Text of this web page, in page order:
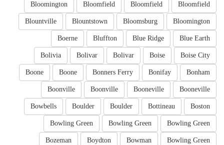
Bloomfield
Bloomfield
Bloomfield
Bloomington
Bloomington
Bloomsburg
Blountstown
Blountville
Blue Earth
Blue Ridge
Bluffton
Boerne
Boise City
Boise
Bolivar
Bolivar
Bolivia
Bonham
Bonifay
Bonners Ferry
Boone
Boone
Booneville
Booneville
Boonville
Boonville
Boston
Bottineau
Boulder
Boulder
Bowbells
Bowling Green
Bowling Green
Bowling Green
Bowling Green
Bowman
Boydton
Bozeman